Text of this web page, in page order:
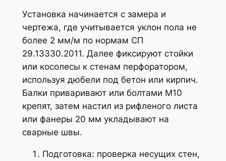
Установка начинается с замера и
чертежа, где учитывается уклон пола не
более 2 мм/м по нормам СП
29.13330.2011. Далее фиксируют стойки
или косолесы к стенам перфоратором,
используя дюбели под бетон или кирпич.
Балки приваривают или болтами М10
крепят, затем настил из рифленого листа
или фанеры 20 мм укладывают на
сварные швы.
Подготовка: проверка несущих стен,